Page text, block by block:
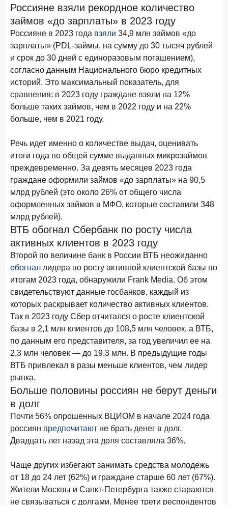
Клиенты чаще всего узнают о сберегательных
продуктах из рекламы в интернете и на ТВ
9 июля 2026 года
С ростом благосостояния клиентов-сберегателей
увеличивается и склонность к диверсификации
7 июля 2026 года
По итогам июня 2026 года объем выдач кредитов
составил 1 166,4 млрд руб.
25 июня 2026 года ИССЛЕДОВАНИЕ
Ипотека в России: итоги мая 2026 года в цифрах
22 июня 2026 года
«Честность — индустриальный стандарт»: как банки
завоевывают лояльность private-клиентов
Рассылка Frank RG
Итоги недели, наша трактовка основных событий
на банковском рынке
ПОДПИСАТЬСЯ
8 июня 2026 года ИССЛЕДОВАНИЕ
По итогам мая 2026 года объем выдач кредитов
составил 993,8 млрд руб.
4 июня 2026 года
Синергия интеллектов: будущее контакт-центров в
партнерстве человека и технологий
В борьбе за сбережения россиян банки учатся
понимать контекст
28 мая 2026 года ИССЛЕДОВАНИЕ
Россияне взяли рекордное количество
займов «до зарплаты» в 2023 году
Россияне в 2023 года взяли 34,9 млн займов «до
зарплаты» (PDL-займы, на сумму до 30 тысяч рублей
и срок до 30 дней с единоразовым погашением),
согласно данным Национального бюро кредитных
историй. Это максимальный показатель, для
сравнения: в 2023 году граждане взяли на 12%
больше таких займов, чем в 2022 году и на 22%
больше, чем в 2021 году.
Речь идет именно о количестве выдач, оценивать
итоги года по общей сумме выданных микрозаймов
преждевременно. За девять месяцев 2023 года
граждане оформили займов «до зарплаты» на 90,5
млрд рублей (это около 26% от общего числа
оформленных займов в МФО, которые составили 348
млрд рублей).
ВТБ обогнал Сбербанк по росту числа
активных клиентов в 2023 году
Второй по величине банк в России ВТБ неожиданно
обогнал лидера по росту активной клиентской базы по
итогам 2023 года, обнаружили Frank Media. Об этом
свидетельствуют данные госбанков, каждый из
которых раскрывает количество активных клиентов.
Так в 2023 году Сбер отчитался о росте клиентской
базы в 2,1 млн клиентов до 108,5 млн человек, а ВТБ,
по данным его представителя, за год увеличил ее на
2,3 млн человек — до 19,3 млн. В предыдущие годы
ВТБ привлекал в разы меньше клиентов, чем лидер
рынка.
Больше половины россиян не берут деньги
в долг
Почти 56% опрошенных ВЦИОМ в начале 2024 года
россиян предпочитают не брать денег в долг.
Двадцать лет назад эта доля составляла 36%.
Чаще других избегают занимать средства молодежь
от 18 до 24 лет (62%) и граждане старше 60 лет (67%).
Жители Москвы и Санкт-Петербурга также стараются
не связываться с долгами. Менее трети респондентов